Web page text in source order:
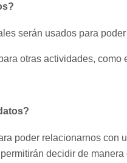
serán usados para
otras actividades,
poder relacionarnos con
decidir de